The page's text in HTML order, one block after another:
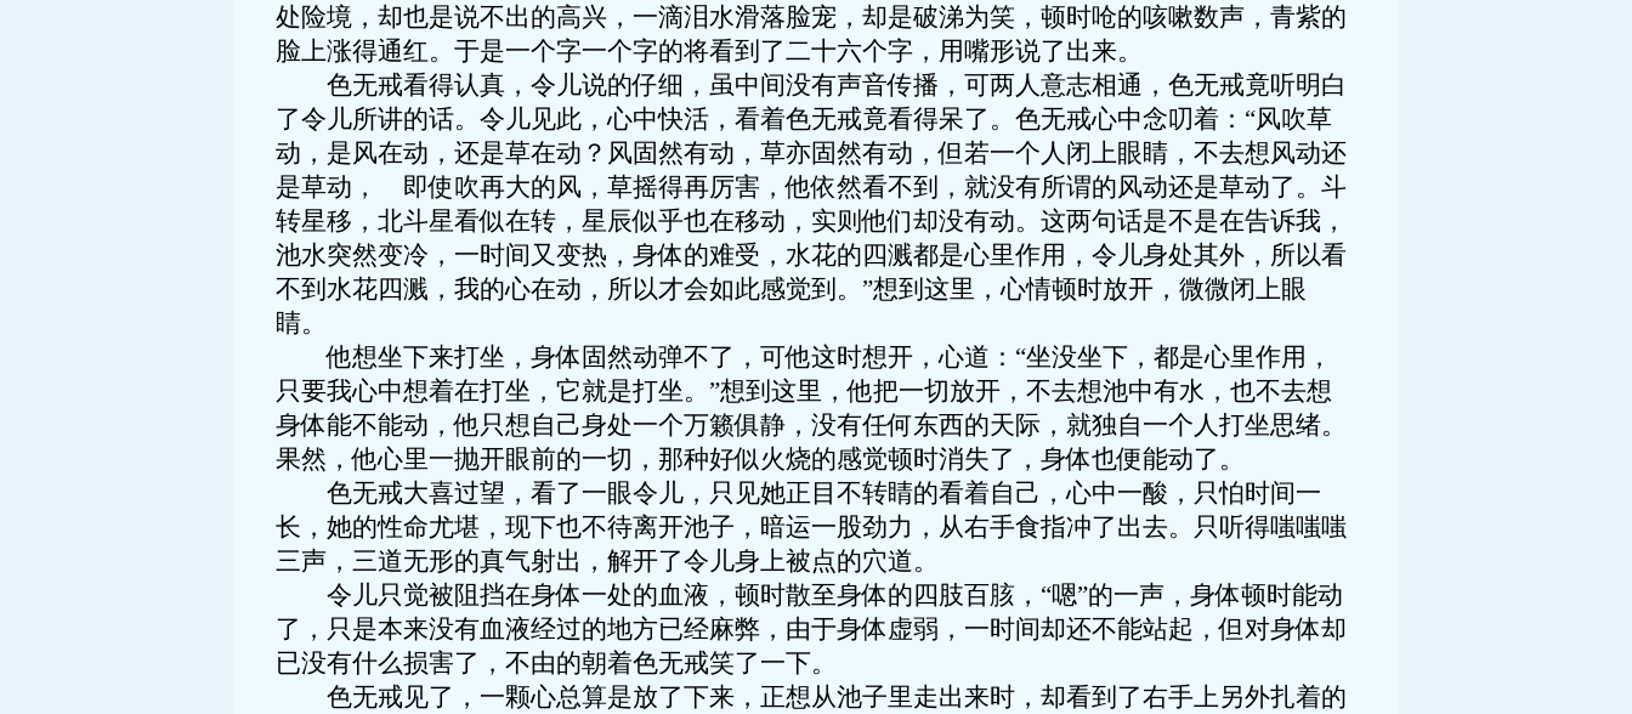
处险境，却也是说不出的高兴，一滴泪水滑落脸宠，却是破涕为笑，顿时呛的咳嗽数声，青紫的
脸上涨得通红。于是一个字一个字的将看到了二十六个字，用嘴形说了出来。
色无戒看得认真，令儿说的仔细，虽中间没有声音传播，可两人意志相通，色无戒竟听明白
了令儿所讲的话。令儿见此，心中快活，看着色无戒竟看得呆了。色无戒心中念叨着：“风吹草
动，是风在动，还是草在动？风固然有动，草亦固然有动，但若一个人闭上眼睛，不去想风动还
是草动， 即使吹再大的风，草摇得再厉害，他依然看不到，就没有所谓的风动还是草动了。斗
转星移，北斗星看似在转，星辰似乎也在移动，实则他们却没有动。这两句话是不是在告诉我，
池水突然变冷，一时间又变热，身体的难受，水花的四溅都是心里作用，令儿身处其外，所以看
不到水花四溅，我的心在动，所以才会如此感觉到。”想到这里，心情顿时放开，微微闭上眼
睛。
他想坐下来打坐，身体固然动弹不了，可他这时想开，心道：“坐没坐下，都是心里作用，
只要我心中想着在打坐，它就是打坐。”想到这里，他把一切放开，不去想池中有水，也不去想
身体能不能动，他只想自己身处一个万籁俱静，没有任何东西的天际，就独自一个人打坐思绪。
果然，他心里一抛开眼前的一切，那种好似火烧的感觉顿时消失了，身体也便能动了。
色无戒大喜过望，看了一眼令儿，只见她正目不转睛的看着自己，心中一酸，只怕时间一
长，她的性命尤堪，现下也不待离开池子，暗运一股劲力，从右手食指冲了出去。只听得嗤嗤嗤
三声，三道无形的真气射出，解开了令儿身上被点的穴道。
令儿只觉被阻挡在身体一处的血液，顿时散至身体的四肢百胲，“嗯”的一声，身体顿时能动
了，只是本来没有血液经过的地方已经麻弊，由于身体虚弱，一时间却还不能站起，但对身体却
已没有什么损害了，不由的朝着色无戒笑了一下。
色无戒见了，一颗心总算是放了下来，正想从池子里走出来时，却看到了右手上另外扎着的